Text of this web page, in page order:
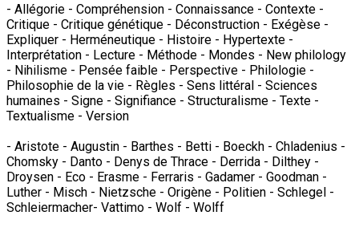
- Allégorie - Compréhension - Connaissance - Contexte -
Critique - Critique génétique - Déconstruction - Exégèse -
Expliquer - Herméneutique - Histoire - Hypertexte -
Interprétation - Lecture - Méthode - Mondes - New philology
- Nihilisme - Pensée faible - Perspective - Philologie -
Philosophie de la vie - Règles - Sens littéral - Sciences
humaines - Signe - Signifiance - Structuralisme - Texte -
Textualisme - Version
- Aristote - Augustin - Barthes - Betti - Boeckh - Chladenius -
Chomsky - Danto - Denys de Thrace - Derrida - Dilthey -
Droysen - Eco - Erasme - Ferraris - Gadamer - Goodman -
Luther - Misch - Nietzsche - Origène - Politien - Schlegel -
Schleiermacher- Vattimo - Wolf - Wolff